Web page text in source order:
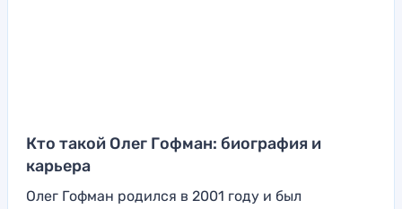
Кто такой Олег Гофман: биография и
карьера
Олег Гофман родился в 2001 году и был